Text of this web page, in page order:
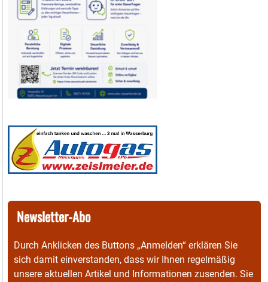
Newsletter-Abo
Durch Anklicken des Buttons „Anmelden“ erklären Sie
sich damit einverstanden, dass wir Ihnen regelmäßig
unsere aktuellen Artikel und Informationen zusenden. Sie